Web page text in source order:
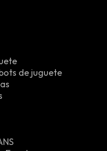
de juguete